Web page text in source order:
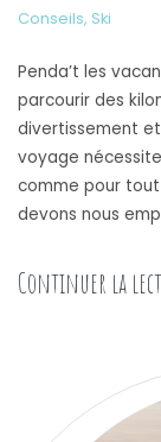
Conseils, Ski
Penda’t les
parcourir des
divertissement
voyage
comme pour
devons nous
Continuer la